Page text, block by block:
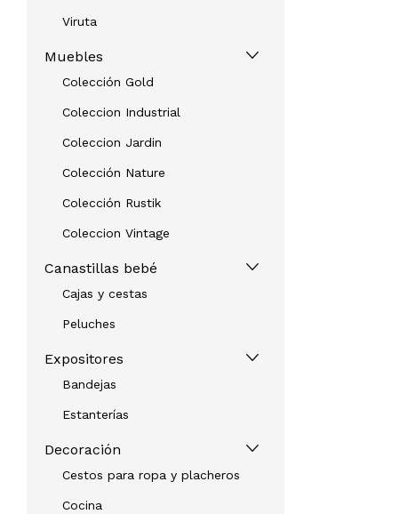
Viruta
Muebles
Colección Gold
Coleccion Industrial
Coleccion Jardin
Colección Nature
Colección Rustik
Coleccion Vintage
Canastillas bebé
Cajas y cestas
Peluches
Expositores
Bandejas
Estanterías
Decoración
Cestos para ropa y placheros
Cocina